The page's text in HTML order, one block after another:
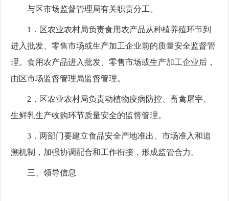
与区市场监督管理局有关职责分工。
1．区农业农村局负责食用农产品从种植养殖环节到
进入批发、零售市场或生产加工企业前的质量安全监督管
理。食用农产品进入批发、零售市场或生产加工企业后，
由区市场监督管理局监督管理。
2．区农业农村局负责动植物疫病防控、畜禽屠宰、
生鲜乳生产收购环节质量安全的监督管理。
3．两部门要建立食品安全产地准出、市场准入和追
溯机制，加强协调配合和工作衔接，形成监管合力。
三、领导信息